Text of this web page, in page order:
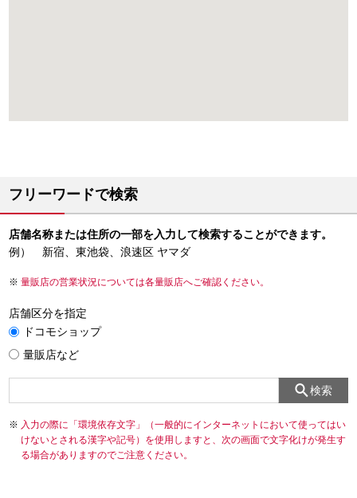
フリーワードで検索
店舗名称または住所の一部を入力して検索することができます。
例） 新宿、東池袋、浪速区 ヤマダ
量販店の営業状況については各量販店へご確認ください。
店舗区分を指定
ドコモショップ
量販店など
検索
入力の際に「環境依存文字」（一般的にインターネットにおいて使ってはい
けないとされる漢字や記号）を使用しますと、次の画面で文字化けが発生す
る場合がありますのでご注意ください。